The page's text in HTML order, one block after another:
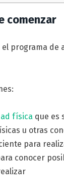
comenzar
programa de
física que es
u otras
para
conocer